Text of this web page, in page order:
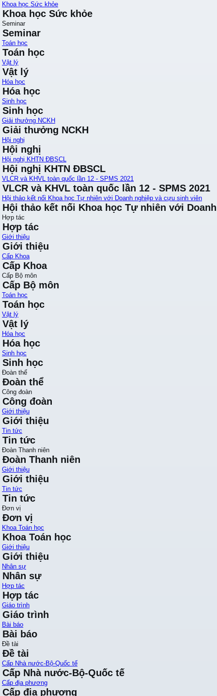
Khoa học Sức khỏe
Khoa học Sức khỏe
Seminar
Seminar
Toán học
Toán học
Vật lý
Vật lý
Hóa học
Hóa học
Sinh học
Sinh học
Giải thưởng NCKH
Giải thưởng NCKH
Hội nghị
Hội nghị
Hội nghị KHTN ĐBSCL
Hội nghị KHTN ĐBSCL
VLCR và KHVL toàn quốc lần 12 - SPMS 2021
VLCR và KHVL toàn quốc lần 12 - SPMS 2021
Hội thảo kết nối Khoa học Tự nhiên với Doanh nghiệp và cựu sinh viên
Hội thảo kết nối Khoa học Tự nhiên với
Hợp tác
Hợp tác
Giới thiệu
Giới thiệu
Cấp Khoa
Cấp Khoa
Cấp Bộ môn
Cấp Bộ môn
Toán học
Toán học
Vật lý
Vật lý
Hóa học
Hóa học
Sinh học
Sinh học
Đoàn thể
Đoàn thể
Công đoàn
Công đoàn
Giới thiệu
Giới thiệu
Tin tức
Tin tức
Đoàn Thanh niên
Đoàn Thanh niên
Giới thiệu
Giới thiệu
Tin tức
Tin tức
Đơn vị
Đơn vị
Khoa Toán học
Khoa Toán học
Giới thiệu
Giới thiệu
Nhân sự
Nhân sự
Hợp tác
Hợp tác
Giáo trình
Giáo trình
Bài báo
Bài báo
Đề tài
Đề tài
Cấp Nhà nước-Bộ-Quốc tế
Cấp Nhà nước-Bộ-Quốc tế
Cấp địa phương
Cấp địa phương